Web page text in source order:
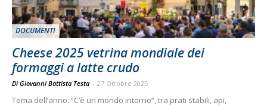
DOCUMENTI
Cheese 2025 vetrina mondiale dei
formaggi a latte crudo
Di Giovanni Battista Testa - 27 Ottobre 2025
Tema dell’anno: “C’è un mondo intorno”, tra prati stabili, api,